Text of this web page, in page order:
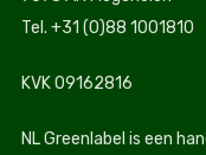
Tel. +31 (0)88 1001810
KVK 09162816
NL Greenlabel is een